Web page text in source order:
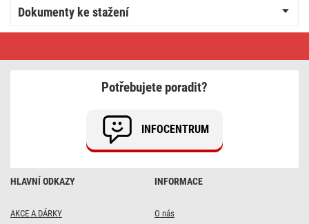
Dokumenty ke stažení
HLAVNÍ ODKAZY
AKCE A DÁRKY
INFORMACE
O nás
Potřebujete poradit?
INFOCENTRUM